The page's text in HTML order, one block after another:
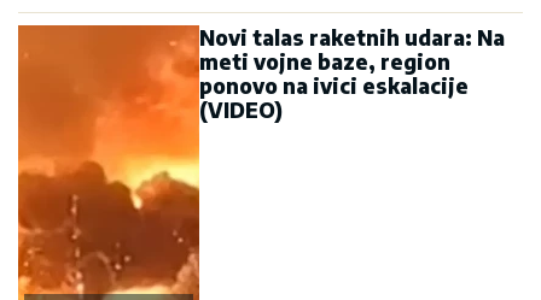
Novi talas raketnih udara: Na
meti vojne baze, region
ponovo na ivici eskalacije
(VIDEO)